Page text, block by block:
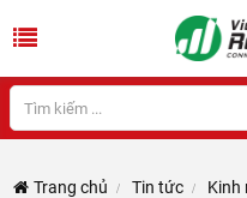
Trang chủ Tin tức Kinh